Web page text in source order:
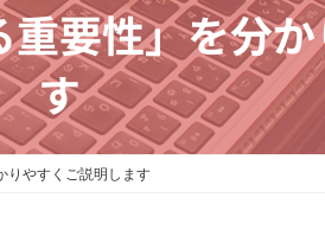
重要性」を分
す
りやすくご説明します